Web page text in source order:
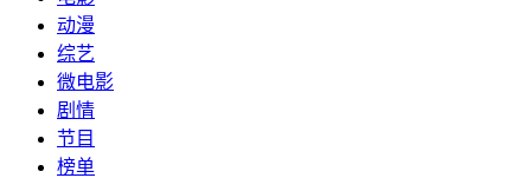
动漫
综艺
微电影
剧情
节目
榜单